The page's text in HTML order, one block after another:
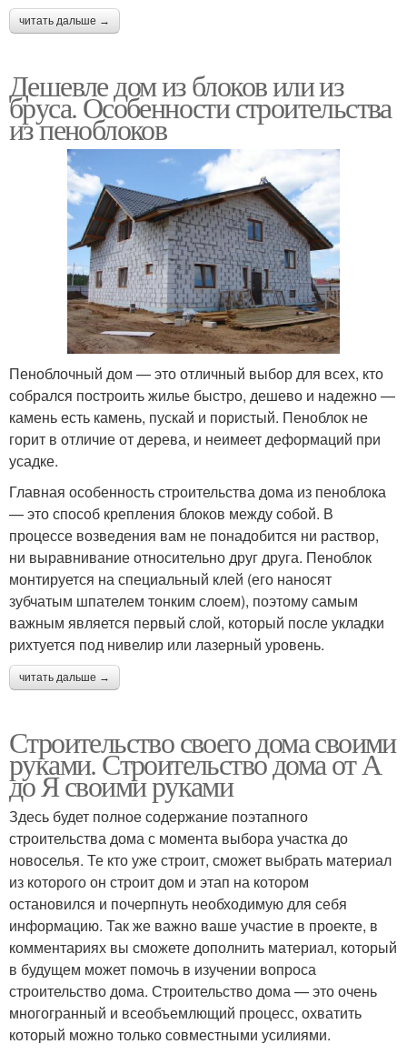
читать дальше →
Дешевле дом из блоков или из
бруса. Особенности строительства
из пеноблоков
Пеноблочный дом — это отличный выбор для всех, кто
собрался построить жилье быстро, дешево и надежно —
камень есть камень, пускай и пористый. Пеноблок не
горит в отличие от дерева, и неимеет деформаций при
усадке.
Главная особенность строительства дома из пеноблока
— это способ крепления блоков между собой. В
процессе возведения вам не понадобится ни раствор,
ни выравнивание относительно друг друга. Пеноблок
монтируется на специальный клей (его наносят
зубчатым шпателем тонким слоем), поэтому самым
важным является первый слой, который после укладки
рихтуется под нивелир или лазерный уровень.
читать дальше →
Строительство своего дома своими
руками. Строительство дома от А
до Я своими руками
Здесь будет полное содержание поэтапного
строительства дома с момента выбора участка до
новоселья. Те кто уже строит, сможет выбрать материал
из которого он строит дом и этап на котором
остановился и почерпнуть необходимую для себя
информацию. Так же важно ваше участие в проекте, в
комментариях вы сможете дополнить материал, который
в будущем может помочь в изучении вопроса
строительство дома. Строительство дома — это очень
многогранный и всеобъемлющий процесс, охватить
который можно только совместными усилиями.